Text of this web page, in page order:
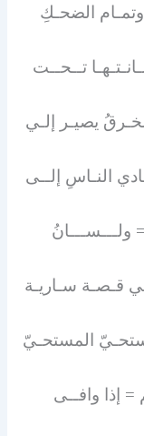
وتمـام الضحـكِ
تــحــت
يصيـر إلـي
النـاسِ إلــى
ولـــســـانُ
قـصـة سـاريـة
المستحـيّ
= إذا وافــى